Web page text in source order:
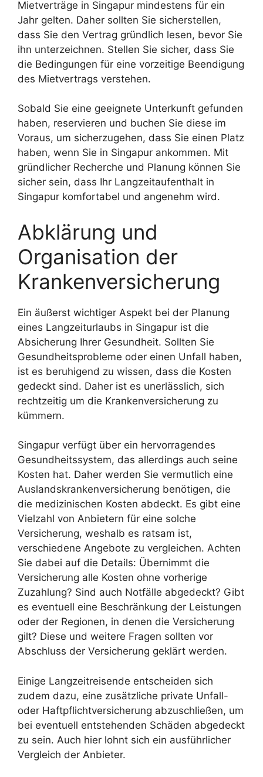
Mietverträge in Singapur mindestens für ein
Jahr gelten. Daher sollten Sie sicherstellen,
dass Sie den Vertrag gründlich lesen, bevor Sie
ihn unterzeichnen. Stellen Sie sicher, dass Sie
die Bedingungen für eine vorzeitige Beendigung
des Mietvertrags verstehen.
Sobald Sie eine geeignete Unterkunft gefunden
haben, reservieren und buchen Sie diese im
Voraus, um sicherzugehen, dass Sie einen Platz
haben, wenn Sie in Singapur ankommen. Mit
gründlicher Recherche und Planung können Sie
sicher sein, dass Ihr Langzeitaufenthalt in
Singapur komfortabel und angenehm wird.
Abklärung und
Organisation der
Krankenversicherung
Ein äußerst wichtiger Aspekt bei der Planung
eines Langzeiturlaubs in Singapur ist die
Absicherung Ihrer Gesundheit. Sollten Sie
Gesundheitsprobleme oder einen Unfall haben,
ist es beruhigend zu wissen, dass die Kosten
gedeckt sind. Daher ist es unerlässlich, sich
rechtzeitig um die Krankenversicherung zu
kümmern.
Singapur verfügt über ein hervorragendes
Gesundheitssystem, das allerdings auch seine
Kosten hat. Daher werden Sie vermutlich eine
Auslandskrankenversicherung benötigen, die
die medizinischen Kosten abdeckt. Es gibt eine
Vielzahl von Anbietern für eine solche
Versicherung, weshalb es ratsam ist,
verschiedene Angebote zu vergleichen. Achten
Sie dabei auf die Details: Übernimmt die
Versicherung alle Kosten ohne vorherige
Zuzahlung? Sind auch Notfälle abgedeckt? Gibt
es eventuell eine Beschränkung der Leistungen
oder der Regionen, in denen die Versicherung
gilt? Diese und weitere Fragen sollten vor
Abschluss der Versicherung geklärt werden.
Einige Langzeitreisende entscheiden sich
zudem dazu, eine zusätzliche private Unfall-
oder Haftpflichtversicherung abzuschließen, um
bei eventuell entstehenden Schäden abgedeckt
zu sein. Auch hier lohnt sich ein ausführlicher
Vergleich der Anbieter.